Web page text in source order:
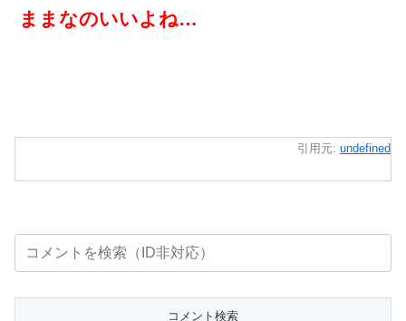
ままなのいいよね…
引用元: undefined